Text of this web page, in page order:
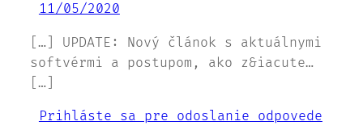
11/05/2020
[…] UPDATE: Nový článok s aktuálnymi
softvérmi a postupom, ako z&iacute…
[…]
Prihláste sa pre odoslanie odpovede